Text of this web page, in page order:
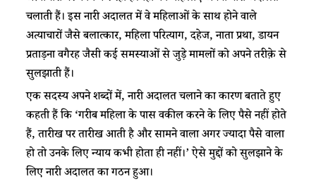
चलाती हैं। इस नारी अदालत में वे महिलाओं के साथ होने वाले
अत्याचारों जैसे बलात्कार, महिला परित्याग, दहेज, नाता प्रथा, डायन
प्रताड़ना वगैरह जैसी कई समस्याओं से जुड़े मामलों को अपने तरीक़े से
सुलझाती हैं।
एक सदस्य अपने शब्दों में, नारी अदालत चलाने का कारण बताते हुए
कहती हैं कि ‘गरीब महिला के पास वकील करने के लिए पैसे नहीं होते
हैं, तारीख पर तारीख आती है और सामने वाला अगर ज्यादा पैसे वाला
हो तो उनके लिए न्याय कभी होता ही नहीं।’ ऐसे मुद्दों को सुलझाने के
लिए नारी अदालत का गठन हुआ।